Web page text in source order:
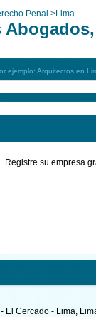
Penal >Lima
ejemplo: Arquitectos en
Registre su empresa
El Cercado - Lima,